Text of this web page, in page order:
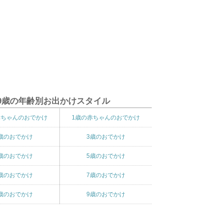
の年齢別お出かけスタイル
ゃんのおでかけ 1歳の赤ちゃんのおでかけ
のおでかけ 3歳のおでかけ
のおでかけ 5歳のおでかけ
のおでかけ 7歳のおでかけ
のおでかけ 9歳のおでかけ